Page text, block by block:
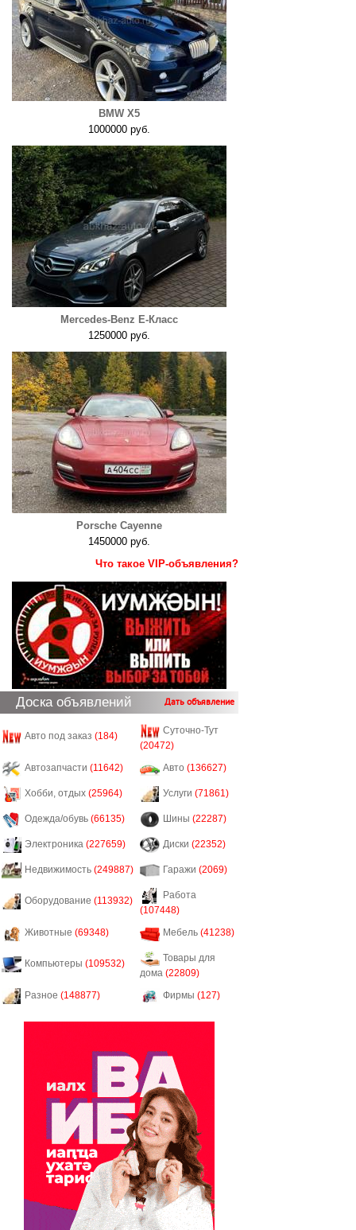
BMW X5
1000000 руб.
Mercedes-Benz E-Класс
1250000 руб.
Porsche Cayenne
1450000 руб.
Что такое VIP-объявления?
Доска объявлений Дать объявление
Авто под заказ (184)
Суточно-Тут
(20472)
Автозапчасти (11642) Авто (136627)
Хобби, отдых (25964) Услуги (71861)
Одежда/обувь (66135) Шины (22287)
Электроника (227659) Диски (22352)
Недвижимость (249887) Гаражи (2069)
Оборудование (113932)
Работа
(107448)
Животные (69348) Мебель (41238)
Компьютеры (109532)
Товары для
дома (22809)
Разное (148877) Фирмы (127)